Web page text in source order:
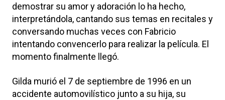
demostrar su amor y adoración lo ha hecho,
interpretándola, cantando sus temas en recitales y
conversando muchas veces con Fabricio
intentando convencerlo para realizar la película. El
momento finalmente llegó.
Gilda murió el 7 de septiembre de 1996 en un
accidente automovilístico junto a su hija, su